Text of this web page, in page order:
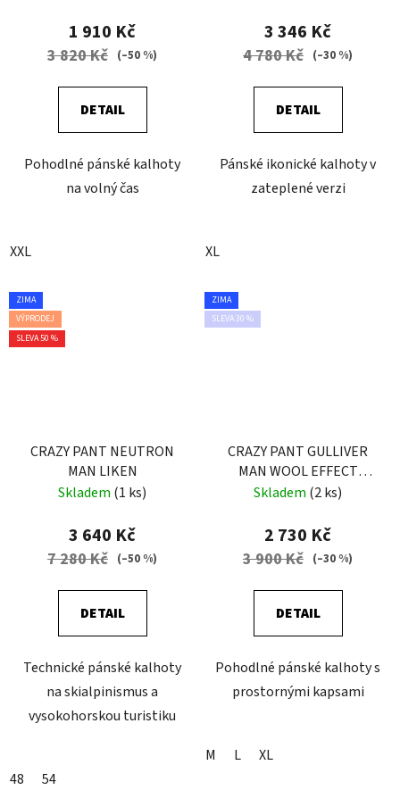
1 910 Kč
3 820 Kč (–50 %)
DETAIL
Pohodlné pánské kalhoty
na volný čas
XXL
3 346 Kč
4 780 Kč (–30 %)
DETAIL
Pánské ikonické kalhoty v
zateplené verzi
XL
ZIMA
VÝPRODEJ
SLEVA 50 %
CRAZY PANT NEUTRON
MAN LIKEN
Skladem (1 ks)
3 640 Kč
7 280 Kč (–50 %)
DETAIL
Technické pánské kalhoty
na skialpinismus a
vysokohorskou turistiku
48 54
ZIMA
SLEVA 30 %
CRAZY PANT GULLIVER
MAN WOOL EFFECT
DARK GRAY
Skladem (2 ks)
2 730 Kč
3 900 Kč (–30 %)
DETAIL
Pohodlné pánské kalhoty s
prostornými kapsami
M L XL